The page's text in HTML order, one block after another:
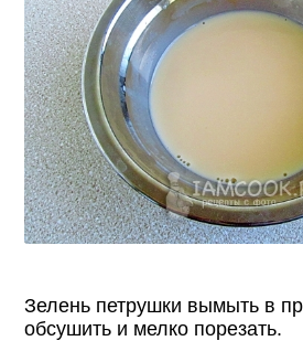
Зелень петрушки вымыть в
обсушить и мелко порезать.